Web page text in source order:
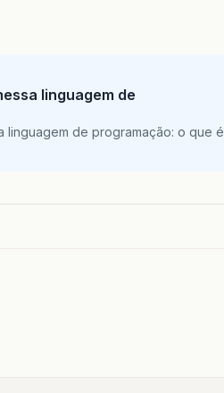
linguagem de
linguagem de programação: o que é